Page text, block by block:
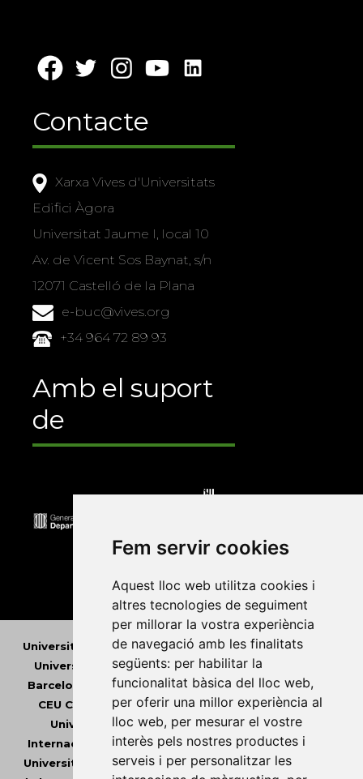
Fem servir cookies
Aquest lloc web utilitza cookies i
altres tecnologies de seguiment
per millorar la vostra experiència
de navegació amb les finalitats
següents: per habilitar la
funcionalitat bàsica del lloc web,
per oferir una millor experiència al
lloc web, per mesurar el vostre
interès pels nostres productes i
serveis i per personalitzar les
Contacte
Xarxa Vives d'Universitats
Edifici Àgora
Universitat Jaume I, local 10
Av. de Vicent Sos Baynat, s/n
12071 Castelló de la Plana
e-buc@vives.org
+34 964 72 89 93
Amb el suport
de
Universitat Abat Oliba CEU•Universitat d'Alacant
Universitat d'Andorra•Universitat Autònoma de
Barcelona
Universitat de Barcelona•Universitat
CEU Cardenal Herrera•Universitat de Girona •
Universitat de les Illes Balears• Universitat
Internacional de Catalunya•Universitat Jaume I
Universitat de Lleida• Universitat Miguel Hernández